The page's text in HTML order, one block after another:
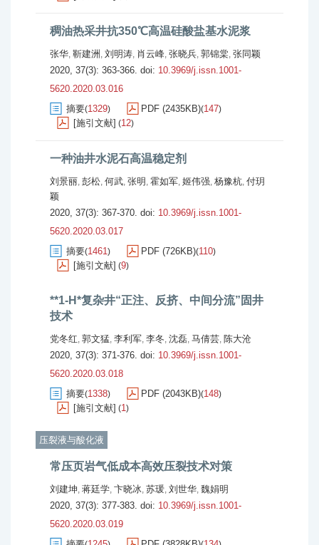
稠油热采井抗350℃高温硅酸盐基水泥浆
张华, 靳建洲 , 刘明涛, 肖云峰, 张晓兵, 郭锦棠, 张同颖
2020, 37(3): 363-366. doi: 10.3969/j.issn.1001-
5620.2020.03.016
摘要(1329) PDF (2435KB)(147)
[施引文献] (12)
一种油井水泥石高温稳定剂
刘景丽, 彭松, 何武, 张明 , 霍如军, 姬伟强, 杨豫杭, 付玥
颖
2020, 37(3): 367-370. doi: 10.3969/j.issn.1001-
5620.2020.03.017
摘要(1461) PDF (726KB)(110)
[施引文献] (9)
**1-H*复杂井“正注、反挤、中间分流”固井
技术
党冬红, 郭文猛, 李利军, 李冬, 沈磊, 马倩芸, 陈大沧
2020, 37(3): 371-376. doi: 10.3969/j.issn.1001-
5620.2020.03.018
摘要(1338) PDF (2043KB)(148)
[施引文献] (1)
压裂液与酸化液
常压页岩气低成本高效压裂技术对策
刘建坤, 蒋廷学, 卞晓冰, 苏瑗, 刘世华, 魏娟明
2020, 37(3): 377-383. doi: 10.3969/j.issn.1001-
5620.2020.03.019